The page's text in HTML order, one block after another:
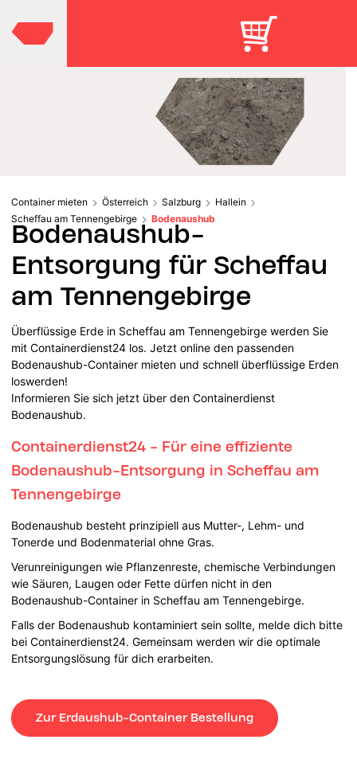
Container mieten Österreich Salzburg
Hallein
Scheffau am Tennengebirge
Bodenaushub
Bodenaushub-
Entsorgung für Scheffau
am Tennengebirge
Überflüssige Erde in Scheffau am Tennengebirge werden Sie
mit Containerdienst24 los. Jetzt online den passenden
Bodenaushub-Container mieten und schnell überflüssige Erden
loswerden!
Informieren Sie sich jetzt über den Containerdienst
Bodenaushub.
Containerdienst24 - Für eine effiziente
Bodenaushub-Entsorgung in Scheffau am
Tennengebirge
Bodenaushub besteht prinzipiell aus Mutter-, Lehm- und
Tonerde und Bodenmaterial ohne Gras.
Verunreinigungen wie Pflanzenreste, chemische Verbindungen
wie Säuren, Laugen oder Fette dürfen nicht in den
Bodenaushub-Container in Scheffau am Tennengebirge.
Falls der Bodenaushub kontaminiert sein sollte, melde dich bitte
bei Containerdienst24. Gemeinsam werden wir die optimale
Entsorgungslösung für dich erarbeiten.
Zur Erdaushub-Container Bestellung